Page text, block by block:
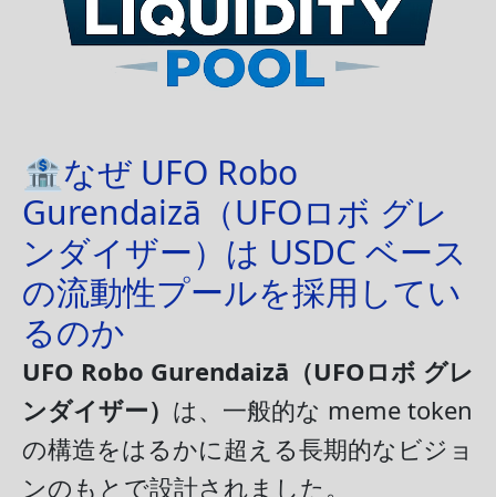
🏦なぜ UFO Robo
Gurendaizā（UFOロボ グレ
ンダイザー）は USDC ベース
の流動性プールを採用してい
るのか
UFO Robo Gurendaizā（UFOロボ グレ
ンダイザー） は、一般的な meme token
の構造をはるかに超える長期的なビジョ
ンのもとで設計されました。